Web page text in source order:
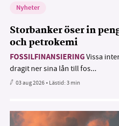
Nyheter
Storbanker öser in
och petrokemi
FOSSILFINANSIERINGVissa
dragit ner sina lån till fos...
03 aug 2026• Lästid:3 min